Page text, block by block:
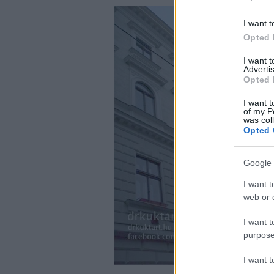
I want
Opted
I want
Opted
I want
of my
was
Opted
Google
I want
web or
I want
I want